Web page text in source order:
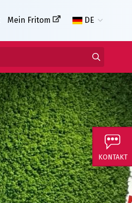
Mein Fritom DE
KONTAKT